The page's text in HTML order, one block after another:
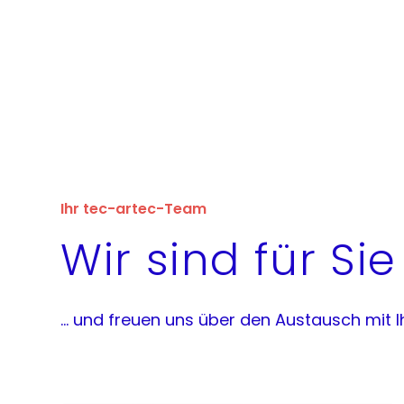
Ihr tec-artec-Team
Wir sind für
... und freuen uns über den Austausch mit